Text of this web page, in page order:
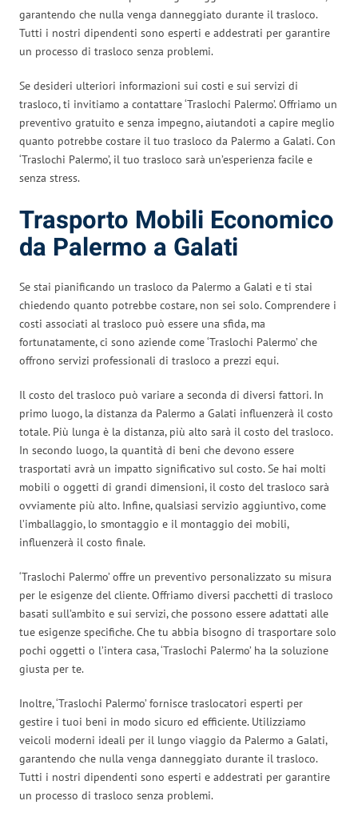
garantendo che nulla venga danneggiato durante il trasloco.
Tutti i nostri dipendenti sono esperti e addestrati per garantire
un processo di trasloco senza problemi.
Se desideri ulteriori informazioni sui costi e sui servizi di
trasloco, ti invitiamo a contattare ‘Traslochi Palermo’. Offriamo un
preventivo gratuito e senza impegno, aiutandoti a capire meglio
quanto potrebbe costare il tuo trasloco da Palermo a Galati. Con
‘Traslochi Palermo’, il tuo trasloco sarà un’esperienza facile e
senza stress.
Trasporto Mobili Economico
da Palermo a Galati
Se stai pianificando un trasloco da Palermo a Galati e ti stai
chiedendo quanto potrebbe costare, non sei solo. Comprendere i
costi associati al trasloco può essere una sfida, ma
fortunatamente, ci sono aziende come ‘Traslochi Palermo’ che
offrono servizi professionali di trasloco a prezzi equi.
Il costo del trasloco può variare a seconda di diversi fattori. In
primo luogo, la distanza da Palermo a Galati influenzerà il costo
totale. Più lunga è la distanza, più alto sarà il costo del trasloco.
In secondo luogo, la quantità di beni che devono essere
trasportati avrà un impatto significativo sul costo. Se hai molti
mobili o oggetti di grandi dimensioni, il costo del trasloco sarà
ovviamente più alto. Infine, qualsiasi servizio aggiuntivo, come
l’imballaggio, lo smontaggio e il montaggio dei mobili,
influenzerà il costo finale.
‘Traslochi Palermo’ offre un preventivo personalizzato su misura
per le esigenze del cliente. Offriamo diversi pacchetti di trasloco
basati sull’ambito e sui servizi, che possono essere adattati alle
tue esigenze specifiche. Che tu abbia bisogno di trasportare solo
pochi oggetti o l’intera casa, ‘Traslochi Palermo’ ha la soluzione
giusta per te.
Inoltre, ‘Traslochi Palermo’ fornisce traslocatori esperti per
gestire i tuoi beni in modo sicuro ed efficiente. Utilizziamo
veicoli moderni ideali per il lungo viaggio da Palermo a Galati,
garantendo che nulla venga danneggiato durante il trasloco.
Tutti i nostri dipendenti sono esperti e addestrati per garantire
un processo di trasloco senza problemi.